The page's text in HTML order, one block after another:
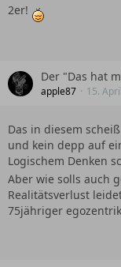
2er!
Der "Das hat
apple87 15.
Das in diesem
und kein depp auf
Logischem Denken
Aber wie solls auch
Realitätsverlust
75jähriger